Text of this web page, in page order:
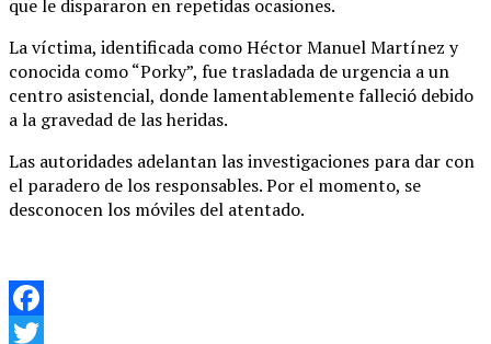
que le dispararon en repetidas ocasiones.
La víctima, identificada como Héctor Manuel Martínez y
conocida como “Porky”, fue trasladada de urgencia a un
centro asistencial, donde lamentablemente falleció debido
a la gravedad de las heridas.
Las autoridades adelantan las investigaciones para dar con
el paradero de los responsables. Por el momento, se
desconocen los móviles del atentado.
Facebook